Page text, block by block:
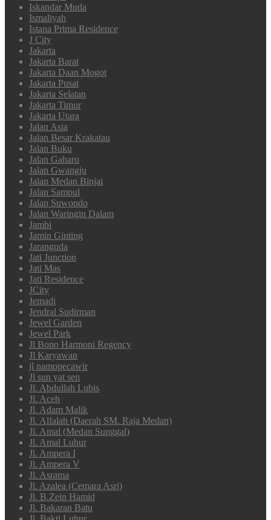
Iskandar Muda
Ismaliyah
Istana Prima Residence
J City
Jakarta
Jakarta Barat
Jakarta Daan Mogot
Jakarta Pusat
Jakarta Selatan
Jakarta Timur
Jakarta Utara
Jalan Asia
Jalan Besar Krakatau
Jalan Buku
Jalan Gaharu
Jalan Gwangju
Jalan Medan Binjai
Jalan Sampul
Jalan Suwondo
Jalan Waringin Dalam
Jambi
Jamin Ginting
Jaranguda
Jati Junction
Jati Mas
Jati Residence
JCity
Jemadi
Jendral Sudirman
Jewel Garden
Jewel Park
Jl Bono Harmoni Regency
Jl Karyawan
jl namopecawir
Jl sun yat sen
Jl. Abdullah Lubis
Jl. Aceh
Jl. Adam Malik
Jl. Alfalah (Daerah SM. Raja Medan)
Jl. Amal (Medan Sunggal)
Jl. Amal Luhur
Jl. Ampera I
Jl. Ampera V
Jl. Asrama
Jl. Azalea (Cemara Asri)
Jl. B.Zein Hamid
Jl. Bakaran Batu